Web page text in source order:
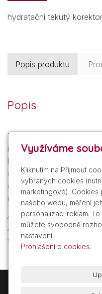
hydratační tekutý
Popis produktu
Popis
Tekutý korektor pro
nerovností pleti, jako
lehkou, snadno
dlouhotrvajícím
díky kyselině
mikročástečkám.
Aplikace:
Aplikujte před nanesením
vzhled; pro větší krycí
Využíváme
Kliknutím na Přijmout
vybraných cookies
marketingové).
našeho webu, měření
personalizaci reklam.
můžete svobodně
nastavení.
Prohlášení o cookies.